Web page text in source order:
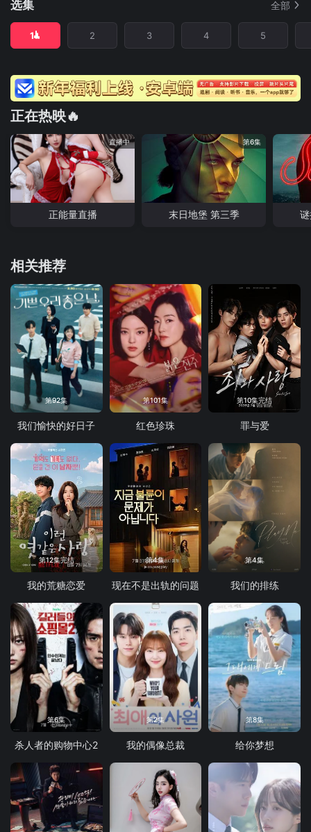
选集 全部
1 2 3 4 5
正在热映🔥
直播中
正能量直播
第6集
末日地堡 第三季
相关推荐
第92集
我们愉快的好日子
第101集
红色珍珠
第10集完结
罪与爱
第12集完结
我的荒糖恋爱
第4集
现在不是出轨的问题
第4集
我们的排练
第6集
杀人者的购物中心2
第2集
我的偶像总裁
第8集
给你梦想